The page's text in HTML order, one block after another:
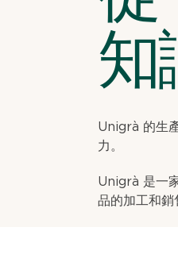
知
Unigrà 的生
力。
Unigrà 是一
品的加工和銷